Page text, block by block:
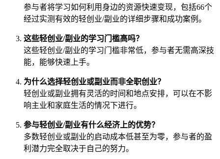
参与者将学习如何利用身边的资源快速变现，包括66个
经过实测有效的轻创业/副业的详细步骤和成功案例。
这些轻创业/副业的学习门槛高吗？
这些轻创业/副业的学习门槛非常低，参与者无需高深技
能，能够快速上手。
为什么选择轻创业或副业而非全职创业？
轻创业或副业拥有灵活的时间和地点安排，可以在不影
响主业和家庭生活的情况下进行。
参与轻创业/副业有什么经济上的优势？
多数轻创业或副业的启动成本低甚至为零，参与者的盈
利潜力完全取决于自己的努力。